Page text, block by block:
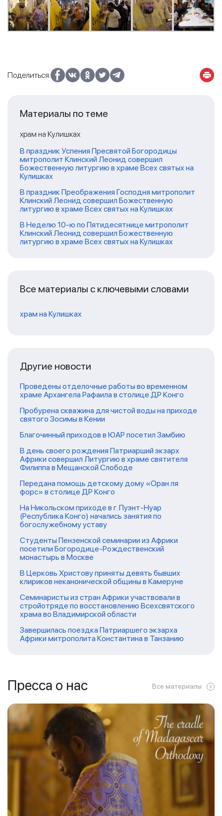
Поделиться:
Материалы по теме
храм на Кулишках
В праздник Успения Пресвятой Богородицы
митрополит Клинский Леонид совершил
Божественную литургию в храме Всех святых на
Кулишках
В праздник Преображения Господня митрополит
Клинский Леонид совершил Божественную
литургию в храме Всех святых на Кулишках
В Неделю 10-ю по Пятидесятнице митрополит
Клинский Леонид совершил Божественную
литургию в храме Всех святых на Кулишках
Все материалы с ключевыми словами
храм на Кулишках
Другие новости
Проведены отделочные работы во временном
храме Архангела Рафаила в столице ДР Конго
Пробурена скважина для чистой воды на приходе
святого Зосимы в Кении
Благочинный приходов в ЮАР посетил Замбию
В день своего рождения Патриарший экзарх
Африки совершил Литургию в храме святителя
Филиппа в Мещанской Слободе
Передана помощь детскому дому «Оран ля
форс» в столице ДР Конго
На Никольском приходе в г. Пуэнт-Нуар
(Республика Конго) начались занятия по
богослужебному уставу
Студенты Пензенской семинарии из Африки
посетили Богородице-Рождественский
монастырь в Москве
В Церковь Христову приняты девять бывших
клириков неканонической общины в Камеруне
Семинаристы из стран Африки участвовали в
стройотряде по восстановлению Всехсвятского
храма во Владимирской области
Завершилась поездка Патриаршего экзарха
Африки митрополита Константина в Танзанию
Пресса о нас Все материалы